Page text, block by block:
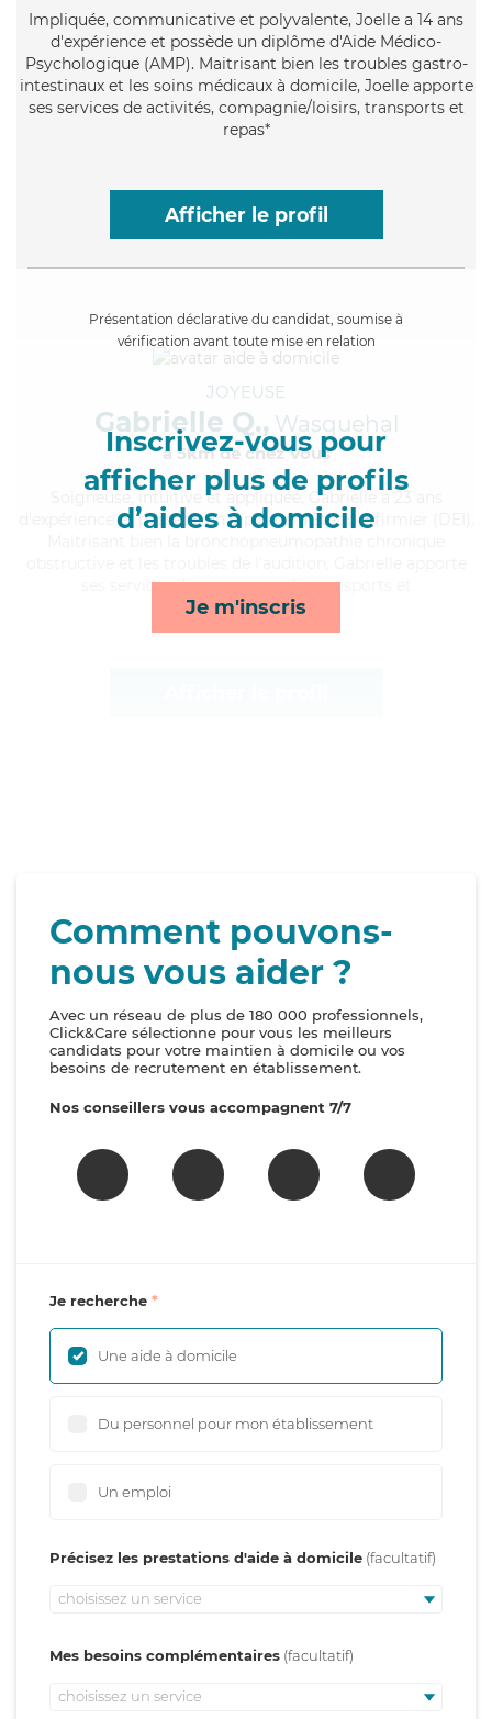
Impliquée, communicative et polyvalente, Joelle a 14 ans
d'expérience et possède un diplôme d'Aide Médico-
Psychologique (AMP). Maitrisant bien les troubles gastro-
intestinaux et les soins médicaux à domicile, Joelle apporte
ses services de activités, compagnie/loisirs, transports et
repas*
Afficher le profil
Présentation déclarative du candidat, soumise à
vérification avant toute mise en relation
Inscrivez-vous pour
afficher plus de profils
d’aides à domicile
Je m'inscris
JOYEUSE
Gabrielle Q., Wasquehal
à 5km de chez Vous
, intuitive et appliquée, Gabrielle a 23 ans
d'expérience et possède un diplôme d'Etat d'infirmier (DEI).
ses services de repas, rappels, transports et
lessive/repassage*
Comment pouvons-
nous vous aider ?
Avec un réseau de plus de 180 000 professionnels,
Click&Care sélectionne pour vous les meilleurs
candidats pour votre maintien à domicile ou vos
besoins de recrutement en établissement.
Nos conseillers vous accompagnent 7/7
Je recherche
Une aide à domicile
Du personnel pour mon établissement
Un emploi
Précisez les prestations d'aide à domicile
choisissez un service
Mes besoins complémentaires
choisissez un service